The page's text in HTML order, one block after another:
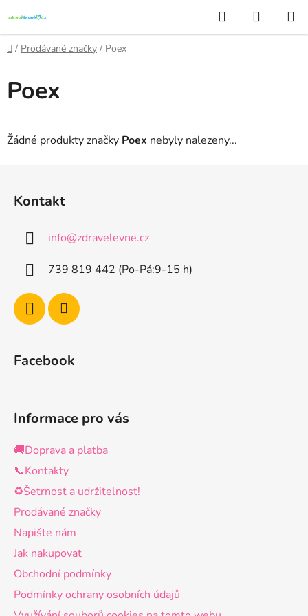
na
obsah
Hledat
KOŠÍK
Domů
/ Prodávané značky / Poex
Poex
Žádné produkty značky Poex nebyly nalezeny...
Kontakt
info@zdravelevne.cz
739 819 442 (Po-Pá:9-15 h)
Facebook
Informace pro vás
🚚Doprava a platba
📞Kontakty
♻️Šetrnost a udržitelnost!
Prodávané značky
Napište nám
Jak nakupovat
Obchodní podmínky
Podmínky ochrany osobních údajů